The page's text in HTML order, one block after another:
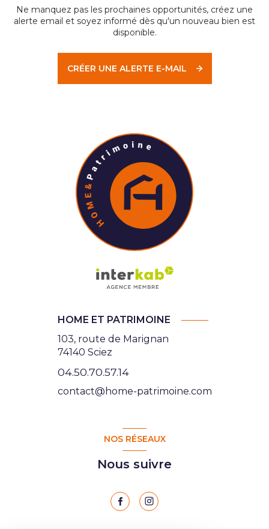
Ne manquez pas les prochaines opportunités, créez une
alerte email et soyez informé dès qu'un nouveau bien est
disponible.
CRÉER UNE ALERTE E-MAIL
HOME ET PATRIMOINE
103, route de Marignan
74140 Sciez
04.50.70.57.14
contact@home-patrimoine.com
NOS RÉSEAUX
Nous suivre